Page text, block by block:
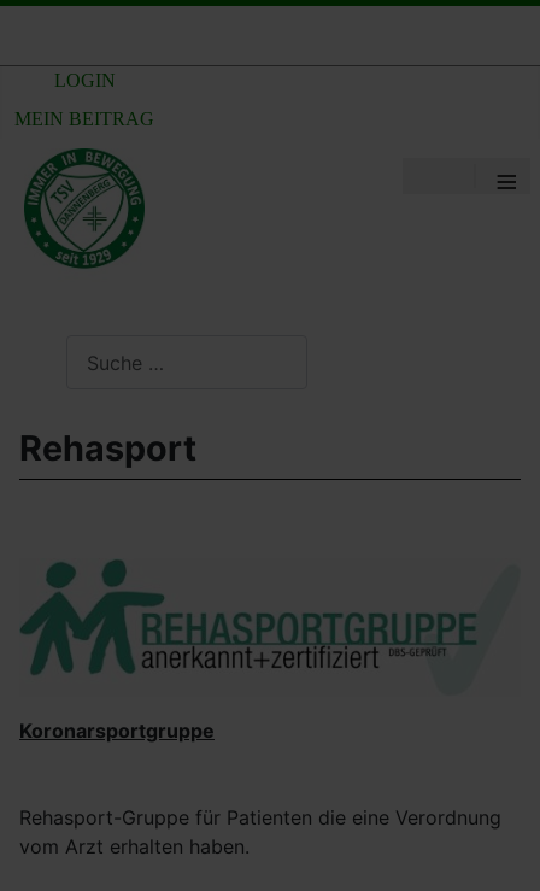
LOGIN
MEIN BEITRAG
≡
Rehasport
Koronarsportgruppe
Rehasport-Gruppe für Patienten die eine Verordnung
vom Arzt erhalten haben.